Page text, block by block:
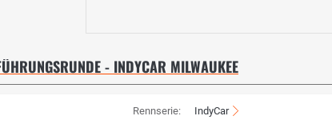
- INDYCAR MILWAUKEE
Rennserie: IndyCar